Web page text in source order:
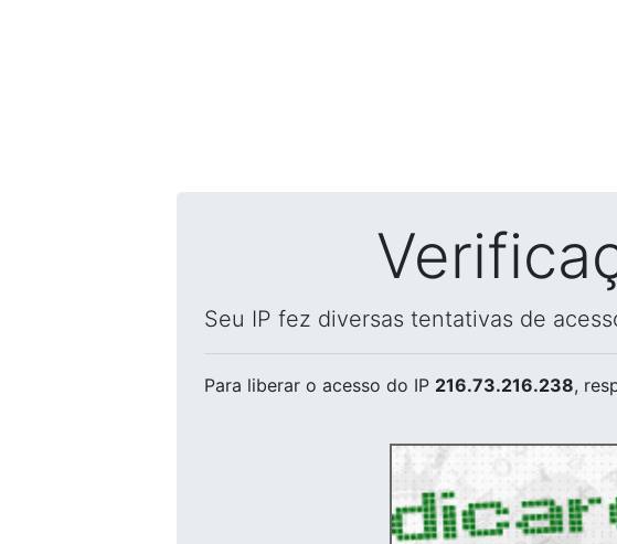
Seu IP fez diversas tentativas de
Para liberar o acesso do IP 216.73.216.238,